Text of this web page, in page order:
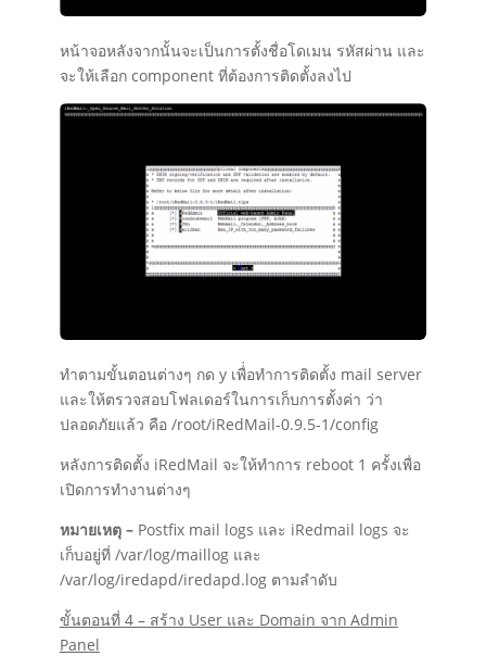
หน้าจอหลังจากนั้นจะเป็นการตั้งชื่อโดเมน รหัสผ่าน และ
จะให้เลือก component ที่ต้องการติดตั้งลงไป
ทำตามขั้นตอนต่างๆ กด y เพื่่อทำการติดตั้ง mail server
และให้ตรวจสอบโฟลเดอร์ในการเก็บการตั้งค่า ว่า
ปลอดภัยแล้ว คือ /root/iRedMail-0.9.5-1/config
หลังการติดตั้ง iRedMail จะให้ทำการ reboot 1 ครั้งเพื่อ
เปิดการทำงานต่างๆ
หมายเหตุ – Postfix mail logs และ iRedmail logs จะ
เก็บอยู่ที่ /var/log/maillog และ
/var/log/iredapd/iredapd.log ตามลำดับ
ขั้นตอนที่ 4 – สร้าง User และ Domain จาก Admin
Panel